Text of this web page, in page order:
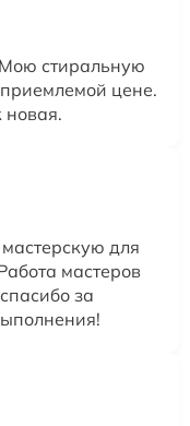
стиральную
цене.
новая.
для
мастеров
за